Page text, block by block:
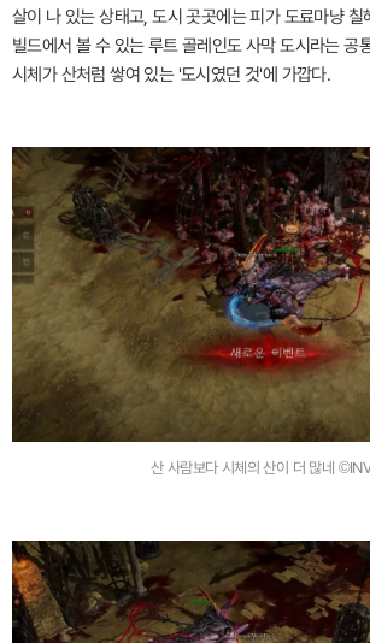
살이 나 있는 상태고, 도시 곳곳에는 피가 도료마냥 칠
빌드에서 볼 수 있는 루트 골레인도 사막 도시라는 공
시체가 산처럼 쌓여 있는 '도시였던 것'에 가깝다.
산 사람보다 시체의 산이 더 많네